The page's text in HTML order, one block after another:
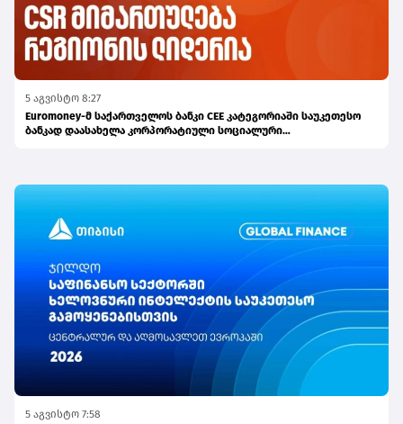
5 აგვისტო 8:27
Euromoney-მ საქართველოს ბანკი CEE კატეგორიაში საუკეთესო
ბანკად დაასახელა კორპორატიული სოციალური
5 აგვისტო 7:58